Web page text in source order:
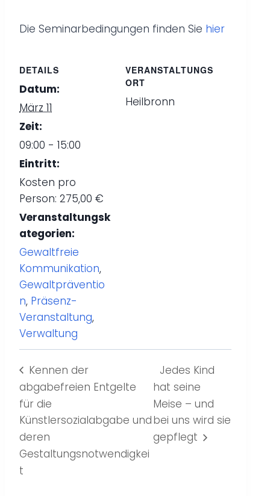
Die Seminarbedingungen finden Sie hier
DETAILS
Datum:
März 11
Zeit:
09:00 - 15:00
Eintritt:
Kosten pro
Person: 275,00 €
Veranstaltungsk
ategorien:
Gewaltfreie
Kommunikation,
Gewaltpräventio
n, Präsenz-
Veranstaltung,
Verwaltung
VERANSTALTUNGS
ORT
Heilbronn
Kennen der
abgabefreien Entgelte
für die
Künstlersozialabgabe und
deren
Gestaltungsnotwendigkei
t
Jedes Kind
hat seine
Meise – und
bei uns wird sie
gepflegt